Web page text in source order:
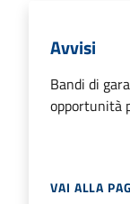
Avvisi
Bandi di
opportunità
VAI ALLA